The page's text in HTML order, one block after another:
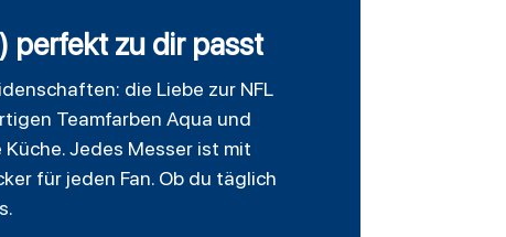
perfekt zu dir passt
die Liebe zur NFL
Teamfarben Aqua und
Jedes Messer ist mit
für jeden Fan. Ob du täglich